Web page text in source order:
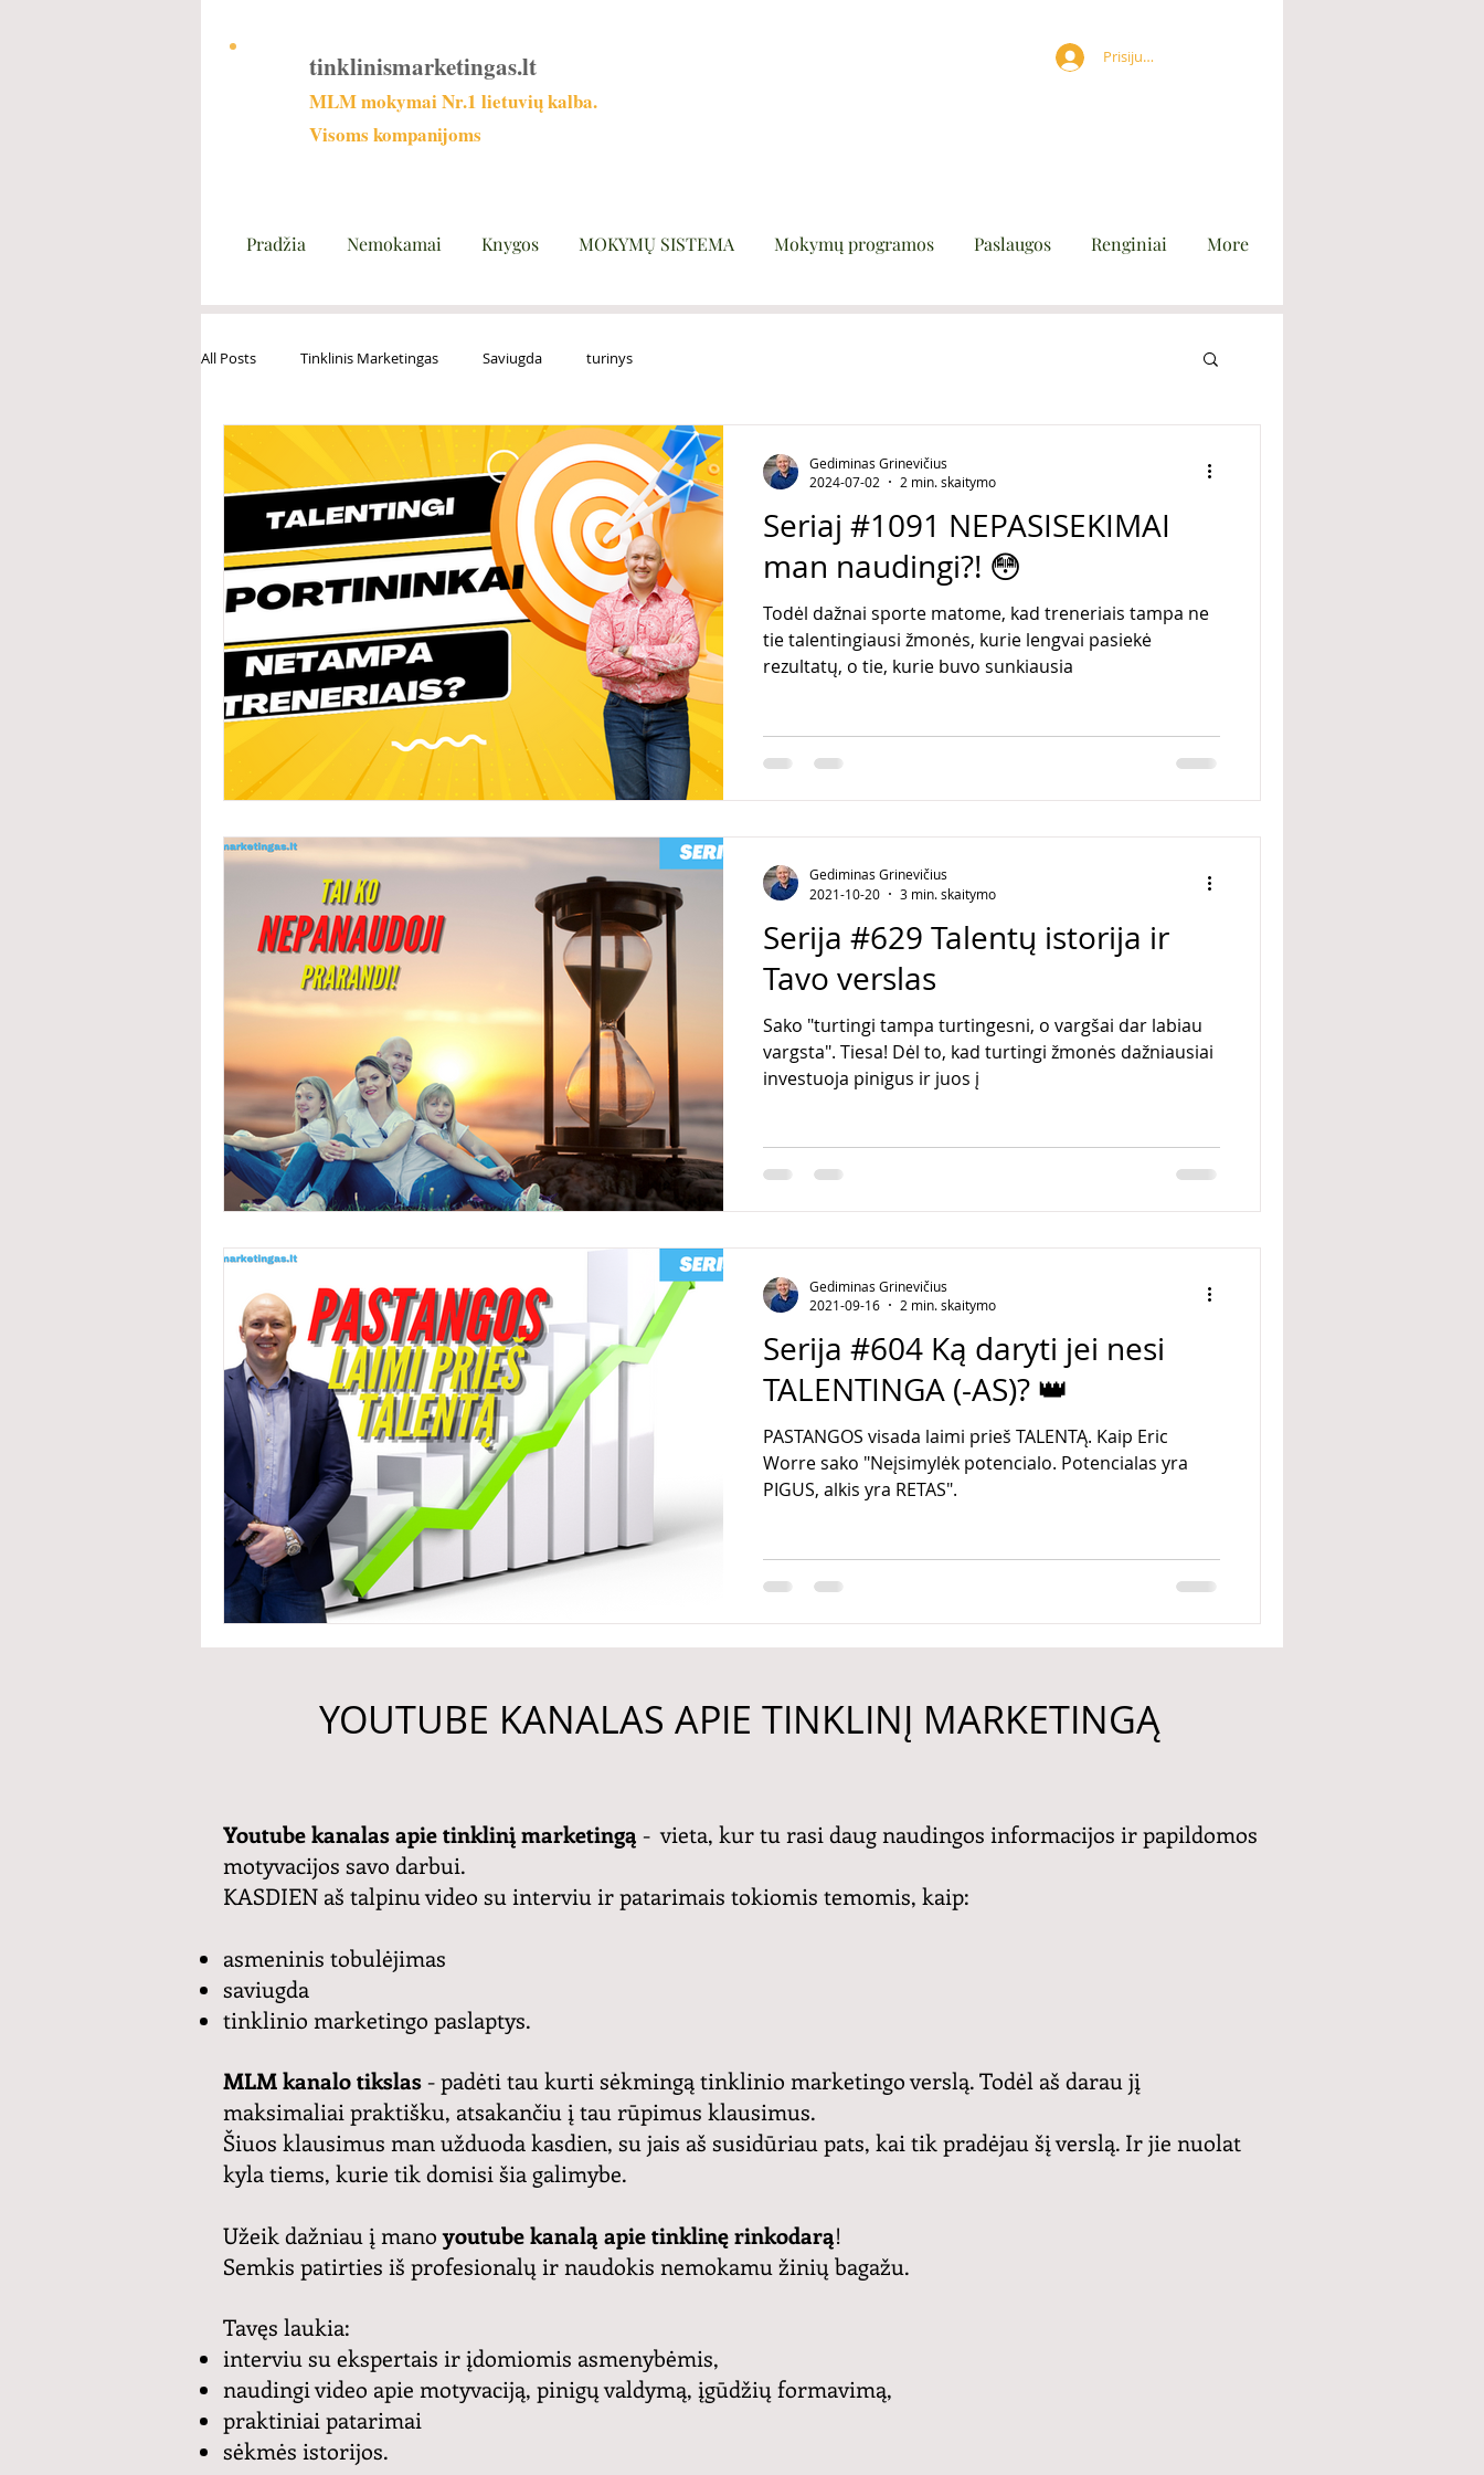
tinklinismarketingas.lt
MLM mokymai Nr.1 lietuvių kalba.
Visoms kompanijoms
Prisijungti
Pradžia Nemokamai Knygos MOKYMŲ SISTEMA Mokymų programos Paslaugos Renginiai More
All Posts Tinklinis Marketingas Saviugda turinys
Seriaj #1091 NEPASISEKIMAI
man naudingi?! 😳
Todėl dažnai sporte matome, kad treneriais tampa ne
tie talentingiausi žmonės, kurie lengvai pasiekė
rezultatų, o tie, kurie buvo sunkiausia
Gediminas Grinevičius
2024-07-02
2 min. skaitymo
Serija #629 Talentų istorija ir
Tavo verslas
Sako "turtingi tampa turtingesni, o vargšai dar labiau
vargsta". Tiesa! Dėl to, kad turtingi žmonės dažniausiai
investuoja pinigus ir juos į
Gediminas Grinevičius
2021-10-20
3 min. skaitymo
Serija #604 Ką daryti jei nesi
TALENTINGA (-AS)? 👑
PASTANGOS visada laimi prieš TALENTĄ. Kaip Eric
Worre sako "Neįsimylėk potencialo. Potencialas yra
PIGUS, alkis yra RETAS".
Gediminas Grinevičius
2021-09-16
2 min. skaitymo
YOUTUBE KANALAS APIE TINKLINĮ MARKETINGĄ
Youtube kanalas apie tinklinį marketingą - vieta, kur tu rasi daug naudingos informacijos ir papildomos
motyvacijos savo darbui.
KASDIEN aš talpinu video su interviu ir patarimais tokiomis temomis, kaip:
asmeninis tobulėjimas
saviugda
tinklinio marketingo paslaptys.
MLM kanalo tikslas - padėti tau kurti sėkmingą tinklinio marketingo verslą. Todėl aš darau jį
maksimaliai praktišku, atsakančiu į tau rūpimus klausimus.
Šiuos klausimus man užduoda kasdien, su jais aš susidūriau pats, kai tik pradėjau šį verslą. Ir jie nuolat
kyla tiems, kurie tik domisi šia galimybe.
Užeik dažniau į manoyoutube kanalą apie tinklinę rinkodarą!
Semkis patirties iš profesionalų ir naudokis nemokamu žinių bagažu.
Tavęs laukia:
interviu su ekspertais ir įdomiomis asmenybėmis,
naudingi video apie motyvaciją, pinigų valdymą, įgūdžių formavimą,
praktiniai patarimai
sėkmės istorijos.